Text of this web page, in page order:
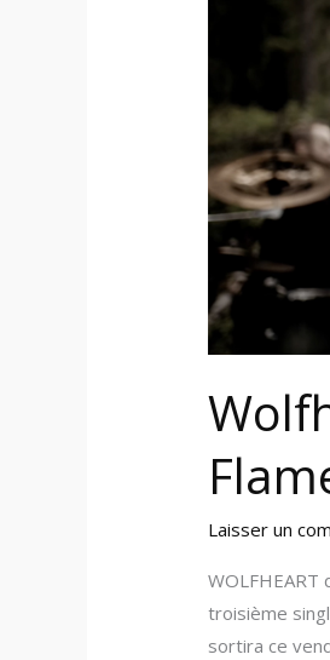
Laisser un
WOLFHEART
troisième
sortira ce
Flame »
avec
Karl
Sanders
Nile